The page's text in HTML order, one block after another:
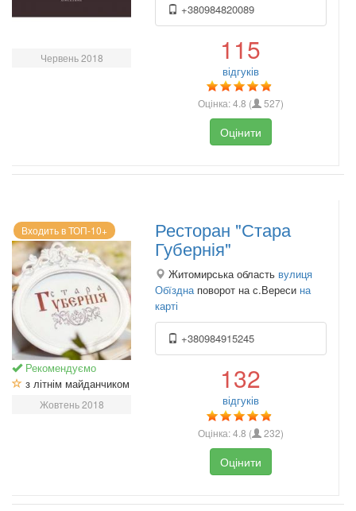
Червень 2018
+380984820089
115
відгуків
Оцінка:4.8 ( 527)
Оцінити
Входить в ТОП-10+
Рекомендуємо
з літнім майданчиком
Жовтень 2018
Ресторан "Стара
Губернія"
Житомирська область вулиця
Обїзднаповорот на с.Вереси на
карті
+380984915245
132
відгуків
Оцінка:4.8 ( 232)
Оцінити